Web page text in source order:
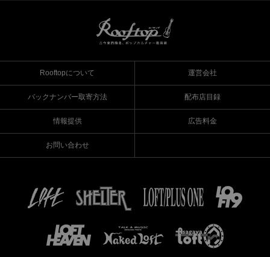
Rooftopについて 運営会社
バックナンバー取寄方法 配布店目録
情報提供 広告料金
お問い合わせ